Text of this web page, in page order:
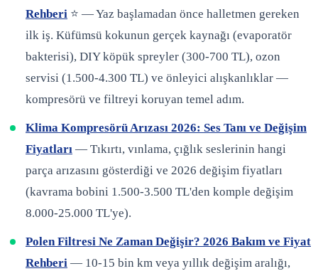
Rehberi ⭐ — Yaz başlamadan önce halletmen gereken
ilk iş. Küfümsü kokunun gerçek kaynağı (evaporatör
bakterisi), DIY köpük spreyler (300-700 TL), ozon
servisi (1.500-4.300 TL) ve önleyici alışkanlıklar —
kompresörü ve filtreyi koruyan temel adım.
Klima Kompresörü Arızası 2026: Ses Tanı ve Değişim
Fiyatları — Tıkırtı, vınlama, çığlık seslerinin hangi
parça arızasını gösterdiği ve 2026 değişim fiyatları
(kavrama bobini 1.500-3.500 TL'den komple değişim
8.000-25.000 TL'ye).
Polen Filtresi Ne Zaman Değişir? 2026 Bakım ve Fiyat
Rehberi — 10-15 bin km veya yıllık değişim aralığı,